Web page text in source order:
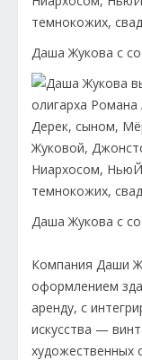
Даша Жукова с
Даша Жукова с
Компания Даши
оформлением
аренду, с
искусства —
художественных